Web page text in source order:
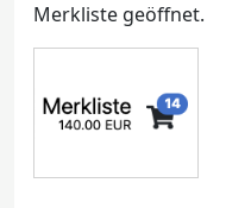
Merkliste geöffnet.